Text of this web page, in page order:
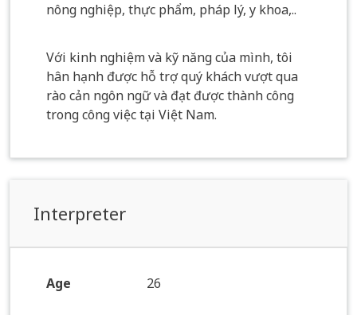
nông nghiệp, thực phẩm, pháp lý, y khoa,..
Với kinh nghiệm và kỹ năng của mình, tôi
hân hạnh được hỗ trợ quý khách vượt qua
rào cản ngôn ngữ và đạt được thành công
trong công việc tại Việt Nam.
Interpreter
Age 26